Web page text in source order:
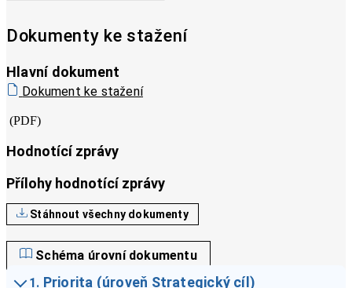
Dokumenty ke stažení
Hlavní dokument
Dokument ke stažení
(PDF)
Hodnotící zprávy
Přílohy hodnotící zprávy
Stáhnout všechny dokumenty
Schéma úrovní dokumentu
1. Priorita (úroveň Strategický cíl)